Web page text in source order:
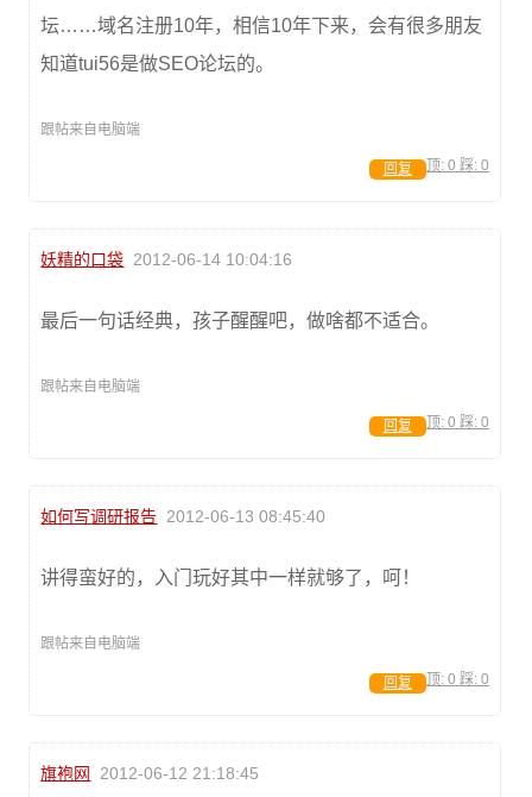
坛……域名注册10年，相信10年下来，会有很多朋友
知道tui56是做SEO论坛的。
跟帖来自电脑端
顶: 0 踩: 0
回复
妖精的口袋 2012-06-14 10:04:16
最后一句话经典，孩子醒醒吧，做啥都不适合。
跟帖来自电脑端
顶: 0 踩: 0
回复
如何写调研报告 2012-06-13 08:45:40
讲得蛮好的，入门玩好其中一样就够了，呵！
跟帖来自电脑端
顶: 0 踩: 0
回复
旗袍网 2012-06-12 21:18:45